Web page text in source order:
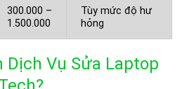
300.000 –
1.500.000
Tùy mức độ hư
hỏng
Dịch Vụ Sửa Laptop